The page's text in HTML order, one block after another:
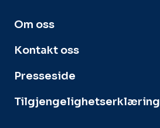
Om oss
Kontakt oss
Presseside
Tilgjengelighetserklæring